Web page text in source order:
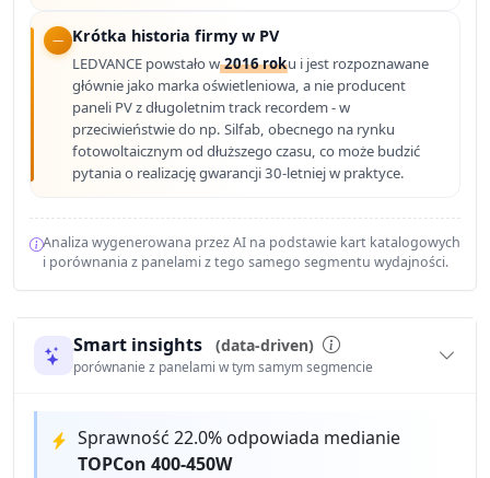
Krótka historia firmy w PV
LEDVANCE powstało w2016 roku i jest rozpoznawane
głównie jako marka oświetleniowa, a nie producent
paneli PV z długoletnim track recordem - w
przeciwieństwie do np. Silfab, obecnego na rynku
fotowoltaicznym od dłuższego czasu, co może budzić
pytania o realizację gwarancji 30-letniej w praktyce.
Analiza wygenerowana przez AI na podstawie kart katalogowych
i porównania z panelami z tego samego segmentu wydajności.
Smart insights (data-driven)
porównanie z panelami w tym samym segmencie
Sprawność 22.0% odpowiada medianie
TOPCon 400-450W